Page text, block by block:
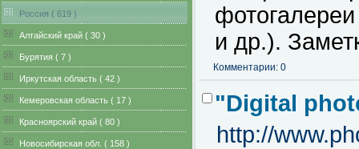
Pоссия ( 619 )
Алтайский край ( 30 )
Бурятия ( 7 )
Иркутская область ( 42 )
Кемеровская область ( 17 )
Красноярский край ( 80 )
Новосибирская обл. ( 158 )
и др.).
Комментарии: 0
"Digital
http://